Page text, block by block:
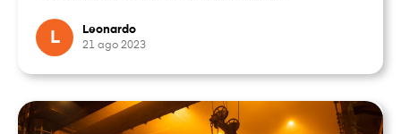
L Leonardo
21 ago 2023